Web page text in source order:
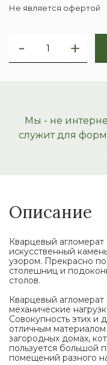
Не является офертой
Мы - не
служит для
Описание
Кварцевый
искусственный
узором. Прекрасно
столешниц и
столов.
Кварцевый
механические
Совокупность этих и
отличным
загородных домах,
пользуется большой
помещений разного